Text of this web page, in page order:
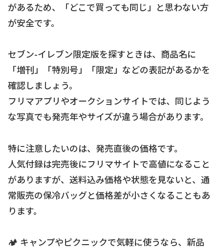
があるため、「どこで買っても同じ」と思わない方
が安全です。
セブン-イレブン限定版を探すときは、商品名に
「増刊」「特別号」「限定」などの表記があるかを
確認しましょう。
フリマアプリやオークションサイトでは、同じよう
な写真でも発売年やサイズが違う場合があります。
特に注意したいのは、発売直後の価格です。
人気付録は完売後にフリマサイトで高値になること
がありますが、送料込み価格や状態を見ないと、通
常販売の保冷バッグと価格差が小さくなることもあ
ります。
🏕 キャンプやピクニックで気軽に使うなら、新品